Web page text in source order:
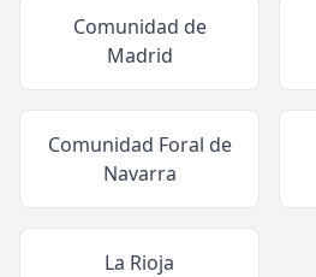
Comunidad de
Madrid
Comunidad Foral de
Navarra
La Rioja